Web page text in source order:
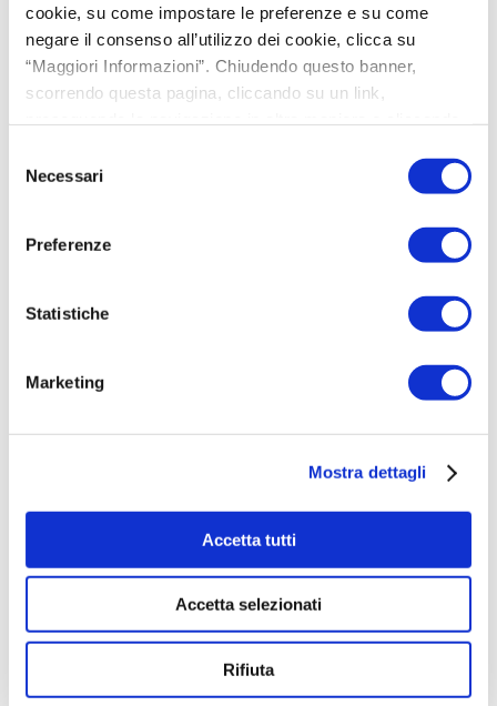
cookie, su come impostare le preferenze e su come
negare il consenso all’utilizzo dei cookie, clicca su
“Maggiori Informazioni”. Chiudendo questo banner,
scorrendo questa pagina, cliccando su un link,
delNecessari
Preferenze
Statistiche
Marketing
Mostra dettagli
Accetta tutti
Accetta selezionati
Rifiuta
Das in dieser FAQ erwähnte Produkt
Flow40
wandintegrierte KWL-System.
Zu den Produktdetails
das Casa Clima-Gütesiegel anerkannt und wurde
von BioSafe validiert.